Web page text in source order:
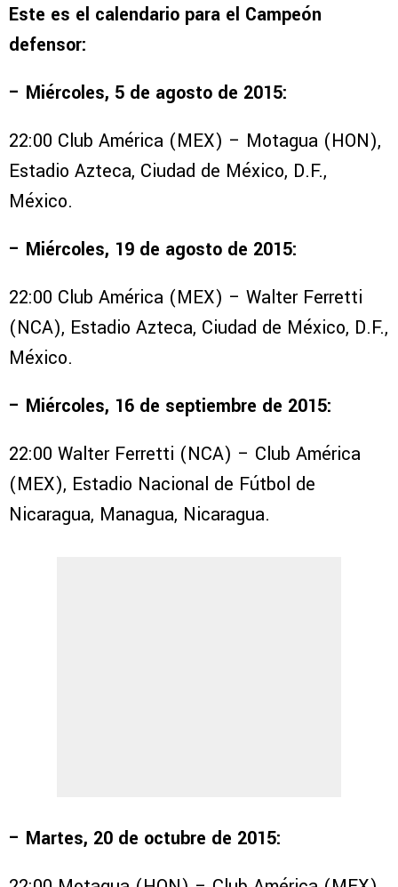
Este es el calendario para el Campeón
defensor:
– Miércoles, 5 de agosto de 2015:
22:00 Club América (MEX) – Motagua (HON),
Estadio Azteca, Ciudad de México, D.F.,
México.
– Miércoles, 19 de agosto de 2015:
22:00 Club América (MEX) – Walter Ferretti
(NCA), Estadio Azteca, Ciudad de México, D.F.,
México.
– Miércoles, 16 de septiembre de 2015:
22:00 Walter Ferretti (NCA) – Club América
(MEX), Estadio Nacional de Fútbol de
Nicaragua, Managua, Nicaragua.
– Martes, 20 de octubre de 2015: